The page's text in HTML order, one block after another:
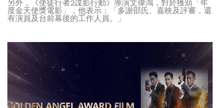
另外，《使徒行者2諜影行動》導演文偉鴻，對於獲頒「年
度金天使獎電影」，他表示：「多謝邵氏、嘉映及評審，還
有演員及台前幕後的工作人員。」